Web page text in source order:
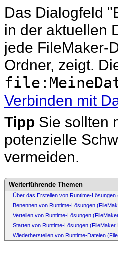
Das Dialogfeld
in der aktuellen
jede FileMaker-
Ordner, zeigt.
Verbinden mit
Tipp Sie sollten
potenzielle
vermeiden.
Weiterführende Themen
Über das Erstellen von Runtime-
Benennen von Runtime-Lösungen
Verteilen von Runtime-Lösungen
Starten von Runtime-Lösungen (FileMaker
Wiederherstellen von Runtime-Dateien